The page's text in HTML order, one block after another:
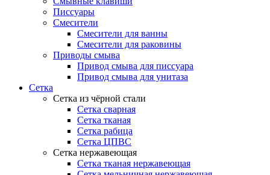
Писсуары
Смесители
Смесители для ванны
Смесители для раковины
Приводы смыва
Привод смыва для писсуара
Привод смыва для унитаза
Сетка
Сетка из чёрной стали
Сетка сварная
Сетка тканая
Сетка рабица
Сетка ЦПВС
Сетка нержавеющая
Сетка тканая нержавеющая